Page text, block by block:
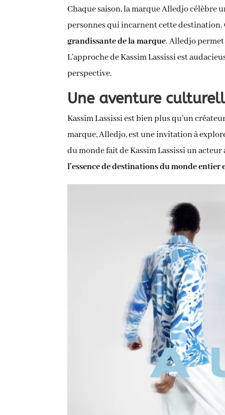
Chaque saison, la marque Alledjo célèbre
personnes qui incarnent cette destination.
grandissante de la marque. Alledjo
L’approche de Kassim Lassissi est
perspective.
Une aventure
Kassim Lassissi est bien plus qu’un
marque, Alledjo, est une invitation à
du monde fait de Kassim Lassissi un
l’essence de destinations du monde